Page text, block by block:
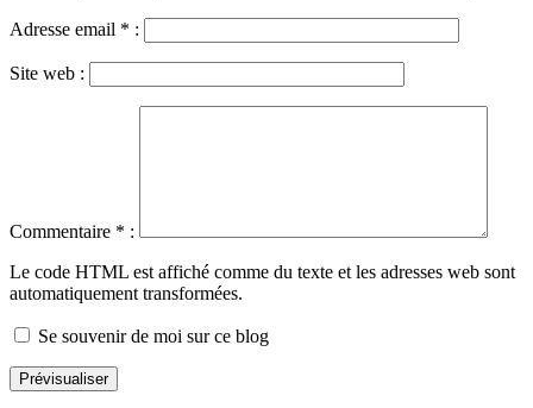
Adresse email * :
Site web :
Commentaire * :
Le code HTML est affiché comme du texte et les adresses web sont
automatiquement transformées.
Se souvenir de moi sur ce blog
Prévisualiser